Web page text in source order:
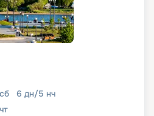
сб 6 дн/5 нч
чт